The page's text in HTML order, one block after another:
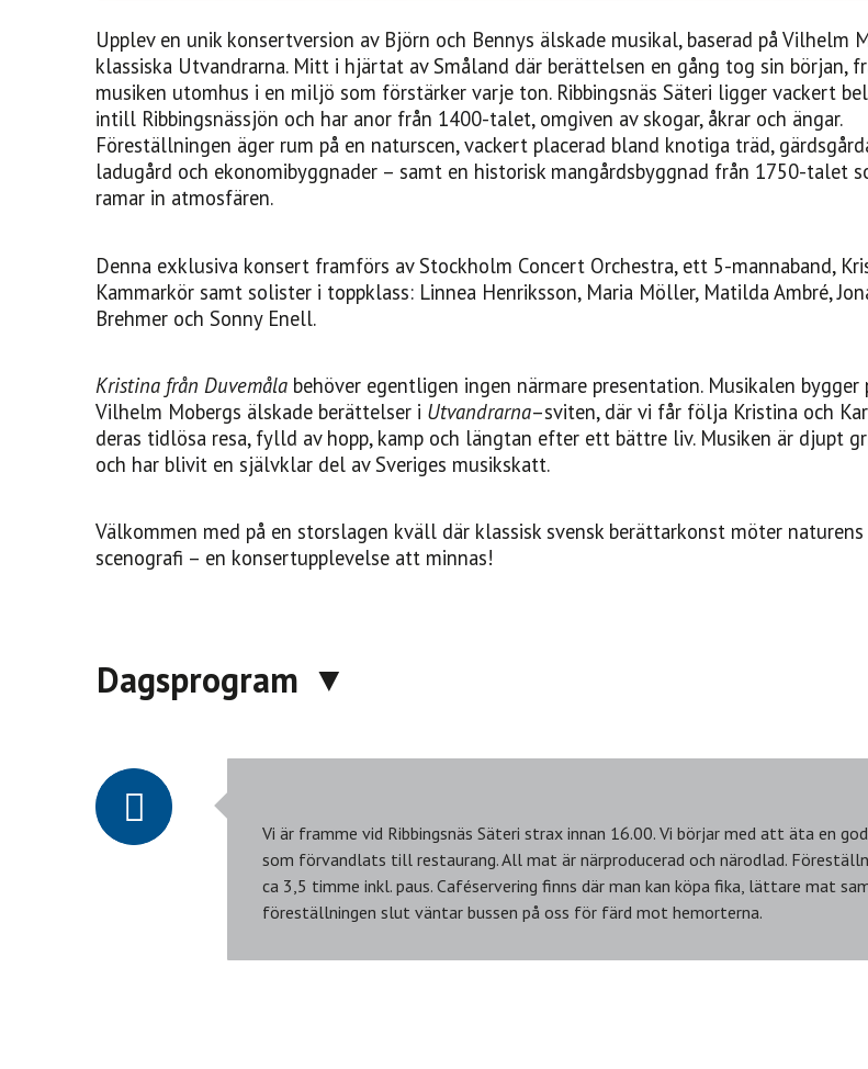
Upplev en unik konsertversion av Björn och Bennys älskade musikal, baserad på Vilhelm
klassiska Utvandrarna. Mitt i hjärtat av Småland där berättelsen en gång tog sin början,
musiken utomhus i en miljö som förstärker varje ton. Ribbingsnäs Säteri ligger vackert
intill Ribbingsnässjön och har anor från 1400-talet, omgiven av skogar, åkrar och ängar.
Föreställningen äger rum på en naturscen, vackert placerad bland knotiga träd,
ladugård och ekonomibyggnader – samt en historisk mangårdsbyggnad från 1750-talet
ramar in atmosfären.
Denna exklusiva konsert framförs av Stockholm Concert Orchestra, ett 5-mannaband,
Kammarkör samt solister i toppklass: Linnea Henriksson, Maria Möller, Matilda Ambré,
Brehmer och Sonny Enell.
Kristina från Duvemåla behöver egentligen ingen närmare presentation. Musikalen bygger
Vilhelm Mobergs älskade berättelser i Utvandrarna–sviten, där vi får följa Kristina och
deras tidlösa resa, fylld av hopp, kamp och längtan efter ett bättre liv. Musiken är djupt
och har blivit en självklar del av Sveriges musikskatt.
Välkommen med på en storslagen kväll där klassisk svensk berättarkonst möter naturens
scenografi – en konsertupplevelse att minnas!
Dagsprogram
Vi är framme vid Ribbingsnäs Säteri strax innan 16.00. Vi börjar med att äta en
som förvandlats till restaurang. All mat är närproducerad och närodlad.
ca 3,5 timme inkl. paus. Caféservering finns där man kan köpa fika, lättare mat
föreställningen slut väntar bussen på oss för färd mot hemorterna.